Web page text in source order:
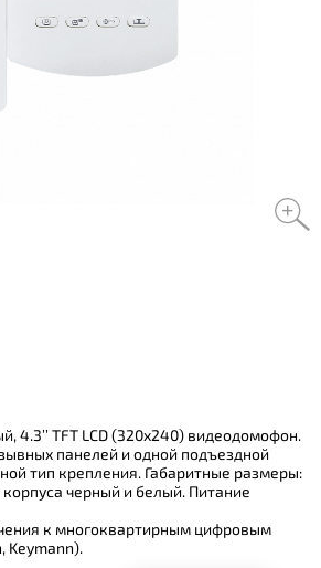
4.3’’ TFT LCD (320х240) видеодомофон.
панелей и одной подъездной
тип крепления. Габаритные размеры:
корпуса черный и белый. Питание
к многоквартирным цифровым
Keymann).